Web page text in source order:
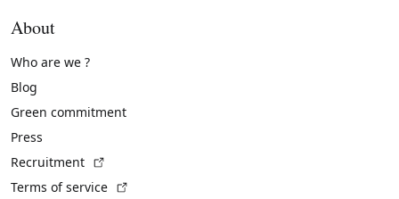
About
Who are we ?
Blog
Green commitment
Press
Recruitment
Terms of service